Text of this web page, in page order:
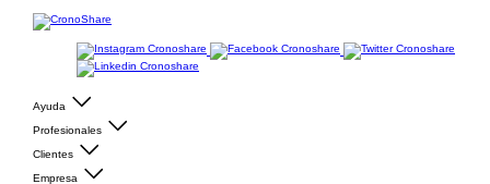
Ayuda
Profesionales
Clientes
Empresa